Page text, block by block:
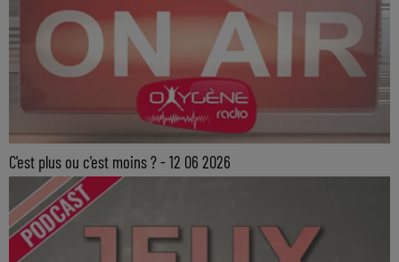
C'est plus ou c'est moins ? - 12 06 2026